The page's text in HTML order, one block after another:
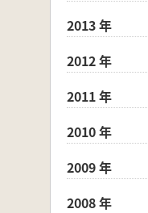
2013 年
2012 年
2011 年
2010 年
2009 年
2008 年